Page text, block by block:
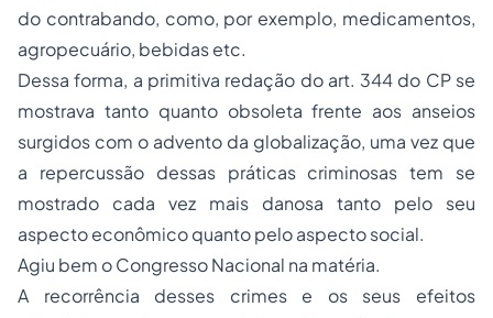
do contrabando, como, por exemplo, medicamentos,
agropecuário, bebidas etc.
Dessa forma, a primitiva redação do art. 344 do CP se
mostrava tanto quanto obsoleta frente aos anseios
surgidos com o advento da globalização, uma vez que
a repercussão dessas práticas criminosas tem se
mostrado cada vez mais danosa tanto pelo seu
aspecto econômico quanto pelo aspecto social.
Agiu bem o Congresso Nacional na matéria.
A recorrência desses crimes e os seus efeitos